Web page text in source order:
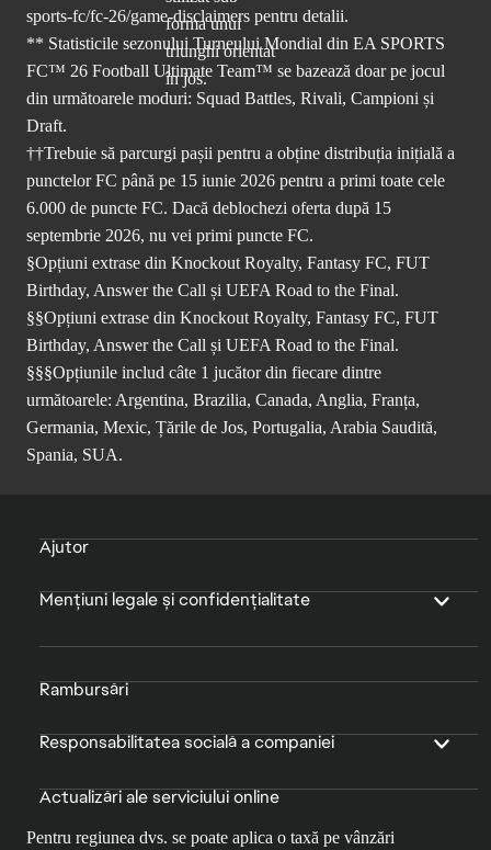
sports-fc/fc-26/game-disclaimers pentru detalii.
** Statisticile sezonului Turneului Mondial din EA SPORTS
FC™ 26 Football Ultimate Team™ se bazează doar pe jocul
din următoarele moduri: Squad Battles, Rivali, Campioni și
Draft.
††Trebuie să parcurgi pașii pentru a obține distribuția inițială a
punctelor FC până pe 15 iunie 2026 pentru a primi toate cele
6.000 de puncte FC. Dacă deblochezi oferta după 15
septembrie 2026, nu vei primi puncte FC.
§Opțiuni extrase din Knockout Royalty, Fantasy FC, FUT
Birthday, Answer the Call și UEFA Road to the Final.
§§Opțiuni extrase din Knockout Royalty, Fantasy FC, FUT
Birthday, Answer the Call și UEFA Road to the Final.
§§§Opțiunile includ câte 1 jucător din fiecare dintre
următoarele: Argentina, Brazilia, Canada, Anglia, Franța,
Germania, Mexic, Țările de Jos, Portugalia, Arabia Saudită,
Spania, SUA.
Ajutor
Mențiuni legale și confidențialitate
Rambursări
Responsabilitatea socială a companiei
Actualizări ale serviciului online
Pentru regiunea dvs. se poate aplica o taxă pe vânzări